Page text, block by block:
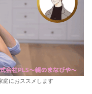
におススメします